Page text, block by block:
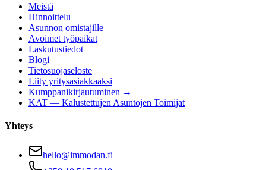
Meistä
Hinnoittelu
Asunnon omistajille
Avoimet työpaikat
Laskutustiedot
Blogi
Tietosuojaseloste
Liity yritysasiakkaaksi
Kumppanikirjautuminen →
KAT — Kalustettujen Asuntojen Toimijat
Yhteys
hello@immodan.fi